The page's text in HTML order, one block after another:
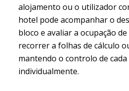
alojamento ou o utilizador
hotel pode acompanhar o
bloco e avaliar a ocupação
recorrer a folhas de cálculo
mantendo o controlo de
individualmente.